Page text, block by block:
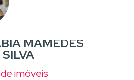
MAMEDES
imóveis